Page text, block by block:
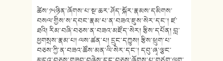
ཚེས་༡༥ཉིན་ཞོགས་པ་སྔ་ཆར་ཤོད་སྐོར་རྣམས་དམིགས་
བསལ་གྱིས་ས་དབང་རྣམ་པ་ན་བཟའ་ཇུས་སེར་དང༌། ཛ་
ཐའི། རིམ་བཞི་བཅས་ན་བཟའ་མཛོད་སེར། རྩིས་དཔོན། བླ་
ཕྱགསྲས་རྣམ་པ། ལས་ཚན་པ། དྲུང་དཀྱུས། རྩིས་ཕྲུག་པ་
བཅས་ཀྱི་ན་བཟའ་ཚོས་མན་ལི་སེར་དང༌། དབུ་ཞྭ་ལྕང་